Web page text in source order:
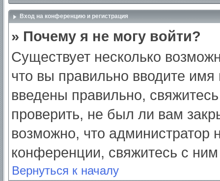
Вход на конференцию и регистрация
» Почему я не могу войти?
Существует несколько
что вы правильно вводите
введены правильно,
проверить, не был ли вам
возможно, что администратор
конференции, свяжитесь с
Вернуться к началу